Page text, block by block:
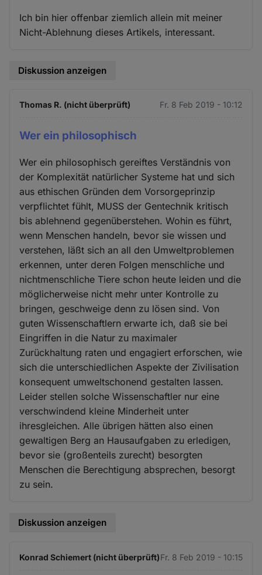
Ich bin hier offenbar ziemlich allein mit meiner
Nicht-Ablehnung dieses Artikels, interessant.
Diskussion anzeigen
Thomas R. (nicht überprüft) Fr. 8 Feb 2019 - 10:12
Wer ein philosophisch
Wer ein philosophisch gereiftes Verständnis von
der Komplexität natürlicher Systeme hat und sich
aus ethischen Gründen dem Vorsorgeprinzip
verpflichtet fühlt, MUSS der Gentechnik kritisch
bis ablehnend gegenüberstehen. Wohin es führt,
wenn Menschen handeln, bevor sie wissen und
verstehen, läßt sich an all den Umweltproblemen
erkennen, unter deren Folgen menschliche und
nichtmenschliche Tiere schon heute leiden und die
möglicherweise nicht mehr unter Kontrolle zu
bringen, geschweige denn zu lösen sind. Von
guten Wissenschaftlern erwarte ich, daß sie bei
Eingriffen in die Natur zu maximaler
Zurückhaltung raten und engagiert erforschen, wie
sich die unterschiedlichen Aspekte der Zivilisation
konsequent umweltschonend gestalten lassen.
Leider stellen solche Wissenschaftler nur eine
verschwindend kleine Minderheit unter
ihresgleichen. Alle übrigen hätten also einen
gewaltigen Berg an Hausaufgaben zu erledigen,
bevor sie (großenteils zurecht) besorgten
Menschen die Berechtigung absprechen, besorgt
zu sein.
Diskussion anzeigen
Konrad Schiemert (nicht überprüft)Fr. 8 Feb 2019 - 10:15